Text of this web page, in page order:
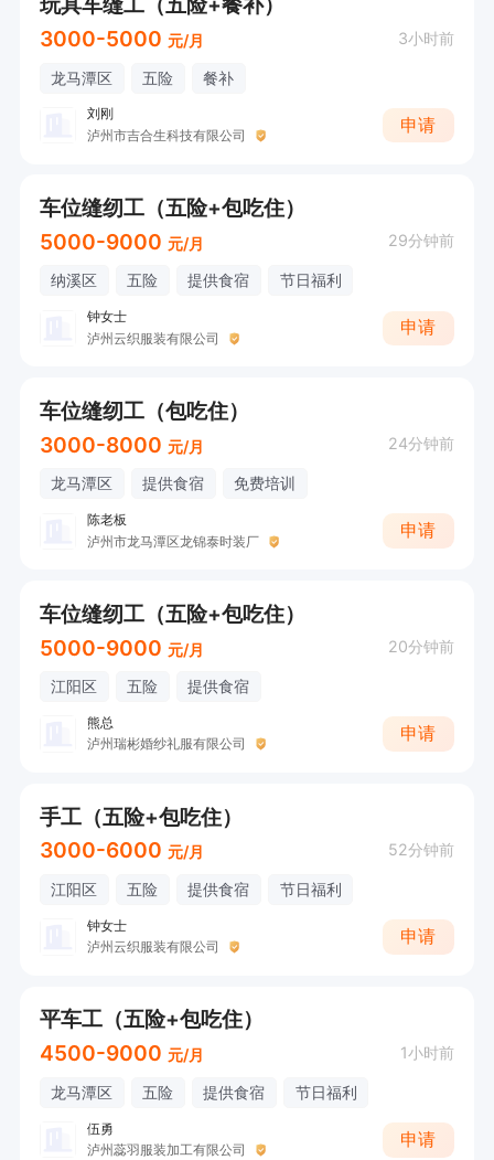
3000-5000 元/月 3小时前
龙马潭区 五险 餐补
刘刚
泸州市吉合生科技有限公司
申请
车位缝纫工（五险+包吃住）
5000-9000 元/月 29分钟前
纳溪区 五险 提供食宿 节日福利
钟女士
泸州云织服装有限公司
申请
车位缝纫工（包吃住）
3000-8000 元/月 24分钟前
龙马潭区 提供食宿 免费培训
陈老板
泸州市龙马潭区龙锦泰时装厂
申请
车位缝纫工（五险+包吃住）
5000-9000 元/月 20分钟前
江阳区 五险 提供食宿
熊总
泸州瑞彬婚纱礼服有限公司
申请
手工（五险+包吃住）
3000-6000 元/月 52分钟前
江阳区 五险 提供食宿 节日福利
钟女士
泸州云织服装有限公司
申请
平车工（五险+包吃住）
4500-9000 元/月 1小时前
龙马潭区 五险 提供食宿 节日福利
伍勇
泸州蕊羽服装加工有限公司
申请